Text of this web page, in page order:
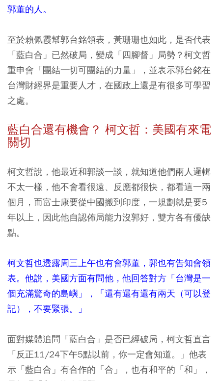
郭董的人。
至於賴佩霞幫郭台銘領表，黃珊珊也如此，是否代表
「藍白合」已然破局，變成「四腳督」局勢？柯文哲
重申會「團結一切可團結的力量」，並表示郭台銘在
台灣財經界是重要人才，在國政上還是有很多可學習
之處。
藍白合還有機會？ 柯文哲：美國有來電
關切
柯文哲說，他最近和郭談一談，就知道他們兩人邏輯
不太一樣，他不會看很遠、反應都很快，都看這一兩
個月，而富士康要從中國搬到印度，一規劃就是要5
年以上，因此他自認佈局能力沒郭好，雙方各有優缺
點。
柯文哲也透露周三上午也有會郭董，郭也有告知會領
表。他說，美國方面有問他，他回答對方「台灣是一
個充滿驚奇的島嶼」，「還有還有還有兩天（可以登
記），不要緊張。」
面對媒體追問「藍白合」是否已經破局，柯文哲直言
「反正11/24下午5點以前，你一定會知道。」他表
示「藍白合」有合作的「合」，也有和平的「和」，